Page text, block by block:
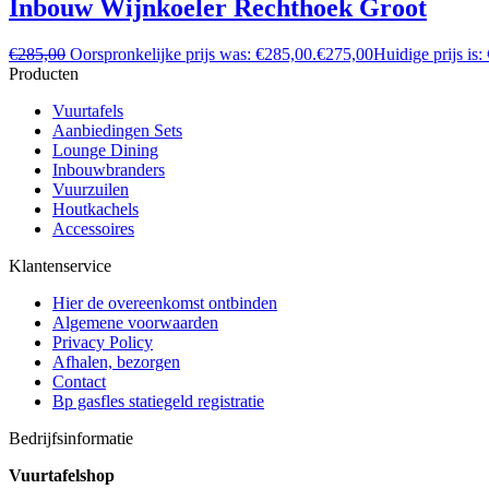
Inbouw Wijnkoeler Rechthoek Groot
€285,00 Oorspronkelijke prijs was: €285,00.€275,00Huidige prijs is:
Producten
Vuurtafels
Aanbiedingen Sets
Lounge Dining
Inbouwbranders
Vuurzuilen
Houtkachels
Accessoires
Klantenservice
Hier de overeenkomst ontbinden
Algemene voorwaarden
Privacy Policy
Afhalen, bezorgen
Contact
Bp gasfles statiegeld registratie
Bedrijfsinformatie
Vuurtafelshop